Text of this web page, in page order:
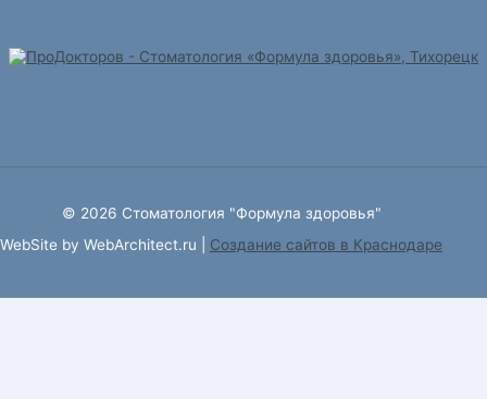
© 2026 Стоматология "Формула здоровья"
WebSite by WebArchitect.ru | Cоздание сайтов в Краснодаре